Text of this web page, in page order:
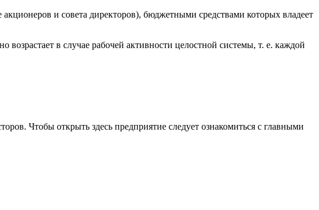
и совета директоров), бюджетными средствами которых владеет
в случае рабочей активности целостной системы, т. е. каждой
Чтобы открыть здесь предприятие следует ознакомиться с главными